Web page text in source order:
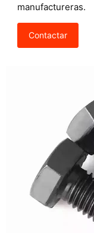
manufactureras.
Contactar